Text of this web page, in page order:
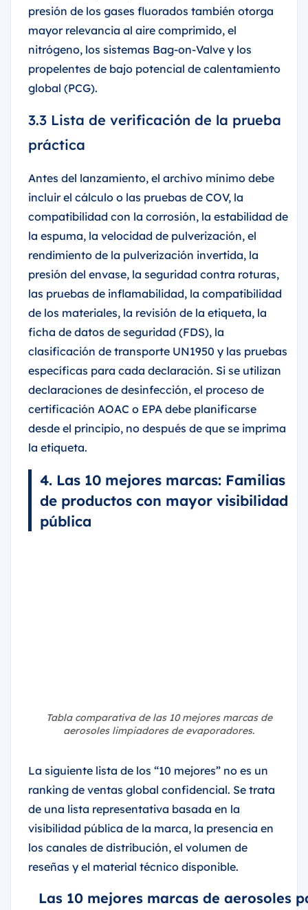
presión de los gases fluorados también otorga
mayor relevancia al aire comprimido, el
nitrógeno, los sistemas Bag-on-Valve y los
propelentes de bajo potencial de calentamiento
global (PCG).
3.3 Lista de verificación de la prueba
práctica
Antes del lanzamiento, el archivo mínimo debe
incluir el cálculo o las pruebas de COV, la
compatibilidad con la corrosión, la estabilidad de
la espuma, la velocidad de pulverización, el
rendimiento de la pulverización invertida, la
presión del envase, la seguridad contra roturas,
las pruebas de inflamabilidad, la compatibilidad
de los materiales, la revisión de la etiqueta, la
ficha de datos de seguridad (FDS), la
clasificación de transporte UN1950 y las pruebas
específicas para cada declaración. Si se utilizan
declaraciones de desinfección, el proceso de
certificación AOAC o EPA debe planificarse
desde el principio, no después de que se imprima
la etiqueta.
4. Las 10 mejores marcas: Familias
de productos con mayor visibilidad
pública
Tabla comparativa de las 10 mejores marcas de
aerosoles limpiadores de evaporadores.
La siguiente lista de los “10 mejores” no es un
ranking de ventas global confidencial. Se trata
de una lista representativa basada en la
visibilidad pública de la marca, la presencia en
los canales de distribución, el volumen de
reseñas y el material técnico disponible.
Las 10 mejores marcas de aerosoles